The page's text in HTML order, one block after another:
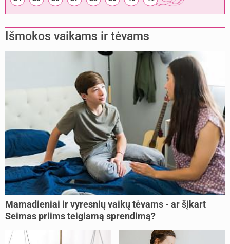
Išmokos vaikams ir tėvams
Mamadieniai ir vyresnių vaikų tėvams - ar šįkart
Seimas priims teigiamą sprendimą?